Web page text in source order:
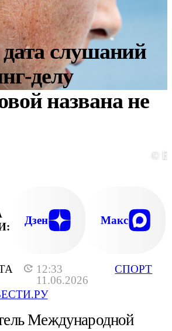
12:33
11.06.2026
СПОРТ
слушаний
делу
названа не
©
Дзен Макс
Международной